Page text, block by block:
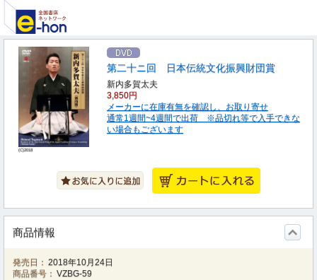
(C)2018
第二十ニ回 日本伝統文化振興財団賞
新内多賀太夫
3,850円
メーカーに在庫有無を確認し、お取り寄せ
通常1週間~4週間で出荷 ※品切れ等で入手できな
い場合もございます
商品情報
発売日： 2018年10月24日
商品番号： VZBG-59